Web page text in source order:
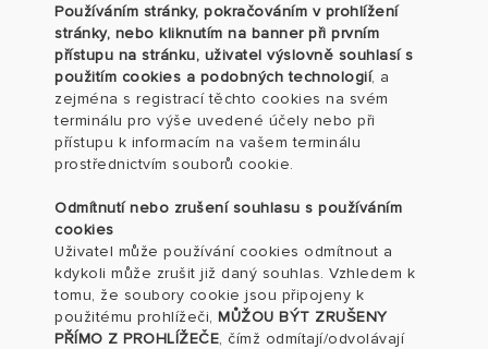
Používáním stránky, pokračováním v prohlížení
stránky, nebo kliknutím na banner při prvním
přístupu na stránku, uživatel výslovně souhlasí s
použitím cookies a podobných technologií, a
zejména s registrací těchto cookies na svém
terminálu pro výše uvedené účely nebo při
přístupu k informacím na vašem terminálu
prostřednictvím souborů cookie.
Odmítnutí nebo zrušení souhlasu s používáním
cookies
Uživatel může používání cookies odmítnout a
kdykoli může zrušit již daný souhlas. Vzhledem k
tomu, že soubory cookie jsou připojeny k
použitému prohlížeči, MŮŽOU BÝT ZRUŠENY
PŘÍMO Z PROHLÍŽEČE, čímž odmítají/odvolávají